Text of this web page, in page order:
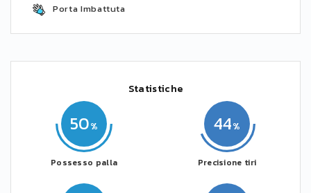
Porta Imbattuta
Statistiche
50
Possesso palla
44
Precisione tiri